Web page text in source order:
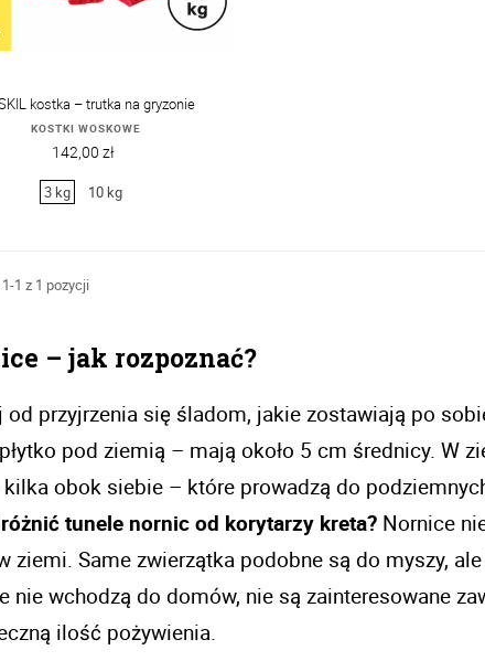
kostka – trutka na gryzonie
KOSTKI WOSKOWE
Cena
142,00 zł
3 kg 10 kg
1 z 1 pozycji
– jak rozpoznać?
od przyjrzenia się śladom, jakie zostawiają po
pod ziemią – mają około 5 cm średnicy. W
tunele nornic od korytarzy kreta? Nornice
ziemi. Same zwierzątka podobne są do myszy,
nie wchodzą do domów, nie są zainteresowane
ilość pożywienia.